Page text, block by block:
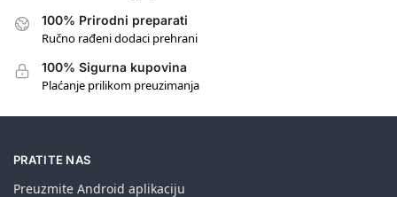
100% Prirodni preparati
Ručno rađeni dodaci prehrani
100% Sigurna kupovina
Plaćanje prilikom preuzimanja
PRATITE NAS
Preuzmite Android aplikaciju